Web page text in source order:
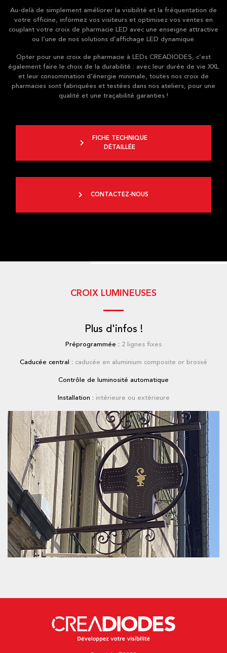
Au-delà de simplement améliorer la visibilité et la fréquentation de
votre officine, informez vos visiteurs et optimisez vos ventes en
couplant votre croix de pharmacie LED avec une enseigne attractive
ou l’une de nos solutions d’affichage LED dynamique.
Opter pour une croix de pharmacie à LEDs CREADIODES, c’est
également faire le choix de la durabilité : avec leur durée de vie XXL
et leur consommation d’énergie minimale, toutes nos croix de
pharmacies sont fabriquées et testées dans nos ateliers, pour une
qualité et une traçabilité garanties !
FICHE TECHNIQUE
DÉTAILLÉE
CONTACTEZ-NOUS
CROIX LUMINEUSES
Plus d'infos !
Préprogrammée : 2 lignes fixes
Caducée central : caducée en aluminium composite or brossé
Contrôle de luminosité automatique
Installation : intérieure ou extérieure